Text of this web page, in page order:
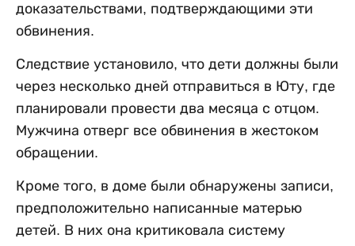
доказательствами, подтверждающими эти
обвинения.
Следствие установило, что дети должны были
через несколько дней отправиться в Юту, где
планировали провести два месяца с отцом.
Мужчина отверг все обвинения в жестоком
обращении.
Кроме того, в доме были обнаружены записи,
предположительно написанные матерью
детей. В них она критиковала систему